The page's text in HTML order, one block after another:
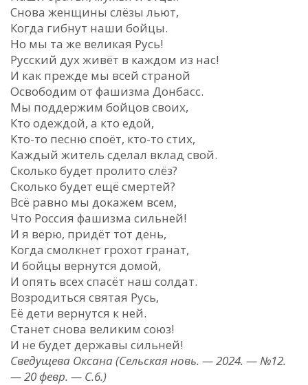
Снова женщины слёзы льют,
Когда гибнут наши бойцы.
Но мы та же великая Русь!
Русский дух живёт в каждом из нас!
И как прежде мы всей страной
Освободим от фашизма Донбасс.
Мы поддержим бойцов своих,
Кто одеждой, а кто едой,
Кто-то песню споёт, кто-то стих,
Каждый житель сделал вклад свой.
Сколько будет пролито слёз?
Сколько будет ещё смертей?
Всё равно мы докажем всем,
Что Россия фашизма сильней!
И я верю, придёт тот день,
Когда смолкнет грохот гранат,
И бойцы вернутся домой,
И опять всех спасёт наш солдат.
Возродиться святая Русь,
Её дети вернутся к ней.
Станет снова великим союз!
И не будет державы сильней!
Сведущева Оксана (Сельская новь. — 2024. — №12.
— 20 февр. — С.6.)